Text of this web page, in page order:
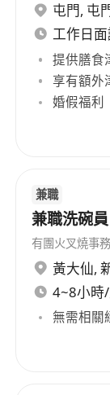
10. 處理分店
11.處理分店
維修報告及
12. 對工作有
屯門, 屯
工作日
提供膳食
享有額外
婚假福利
兼職
兼職洗碗
有團火叉燒事
黃大仙,
4~8小時
無需相關